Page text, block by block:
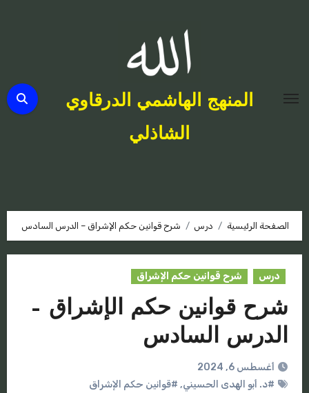
المنهج الهاشمي الدرقاوي
الشاذلي
الصفحة الرئيسية درس شرح قوانين حكم الإشراق – الدرس السادس
درس شرح قوانين حكم الإشراق
شرح قوانين حكم الإشراق –
الدرس السادس
أغسطس 6, 2024
#د. أبو الهدى الحسيني, #قوانين حكم الإشراق